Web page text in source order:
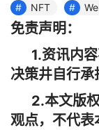
NFT
免责声明：
1.资讯内
决策井自行承
2.本文版
观点，不代表